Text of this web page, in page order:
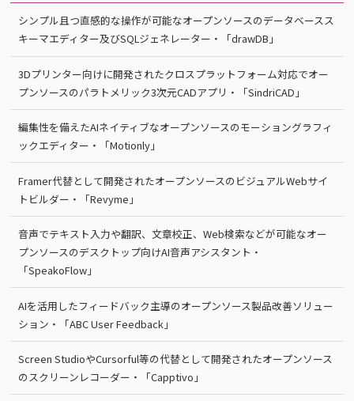
シンプル且つ直感的な操作が可能なオープンソースのデータベースス
キーマエディター及びSQLジェネレーター・「drawDB」
3Dプリンター向けに開発されたクロスプラットフォーム対応でオー
プンソースのパラトメリック3次元CADアプリ・「SindriCAD」
編集性を備えたAIネイティブなオープンソースのモーショングラフィ
ックエディター・「Motionly」
Framer代替として開発されたオープンソースのビジュアルWebサイ
トビルダー・「Revyme」
音声でテキスト入力や翻訳、文章校正、Web検索などが可能なオー
プンソースのデスクトップ向けAI音声アシスタント・
「SpeakoFlow」
AIを活用したフィードバック主導のオープンソース製品改善ソリュー
ション・「ABC User Feedback」
Screen StudioやCursorful等の代替として開発されたオープンソース
のスクリーンレコーダー・「Capptivo」